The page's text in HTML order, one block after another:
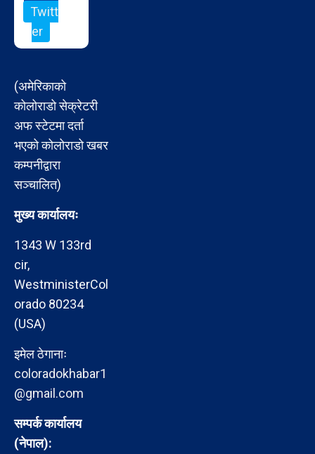
Twitt
er
(अमेरिकाको
कोलोराडो सेक्रेटरी
अफ स्टेटमा दर्ता
भएको कोलोराडो खबर
कम्पनीद्वारा
सञ्चालित)
मुख्य कार्यालयः
1343 W 133rd
cir,
WestministerCol
orado 80234
(USA)
इमेल ठेगानाः
coloradokhabar1
@gmail.com
सम्पर्क कार्यालय
(नेपाल):